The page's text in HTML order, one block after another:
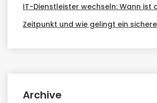
IT-Dienstleister wechseln: Wann ist
Zeitpunkt und wie gelingt ein
Archive